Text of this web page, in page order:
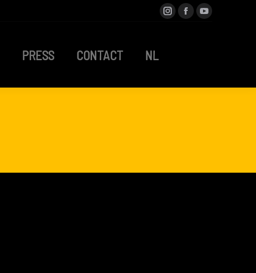
Instagram
FacebookYouTube
PRESS CONTACT NL